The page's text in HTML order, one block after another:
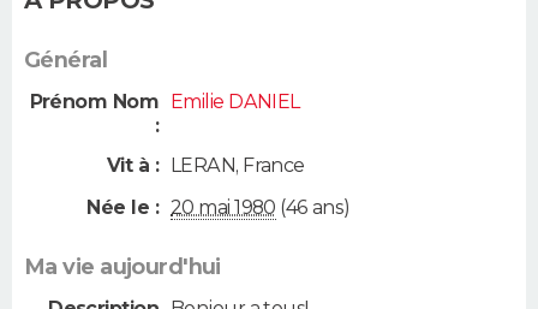
Général
Prénom Nom
:
Emilie DANIEL
Vit à : LERAN, France
Née le : 20 mai 1980 (46 ans)
Ma vie aujourd'hui